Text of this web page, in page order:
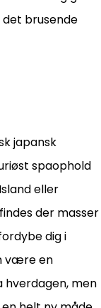
det brusende
japansk
spaophold
eller
der masser
dig i
være en
men